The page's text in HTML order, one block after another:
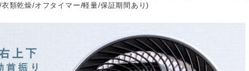
類乾燥/オフタイマー/軽量/保証期間あり)